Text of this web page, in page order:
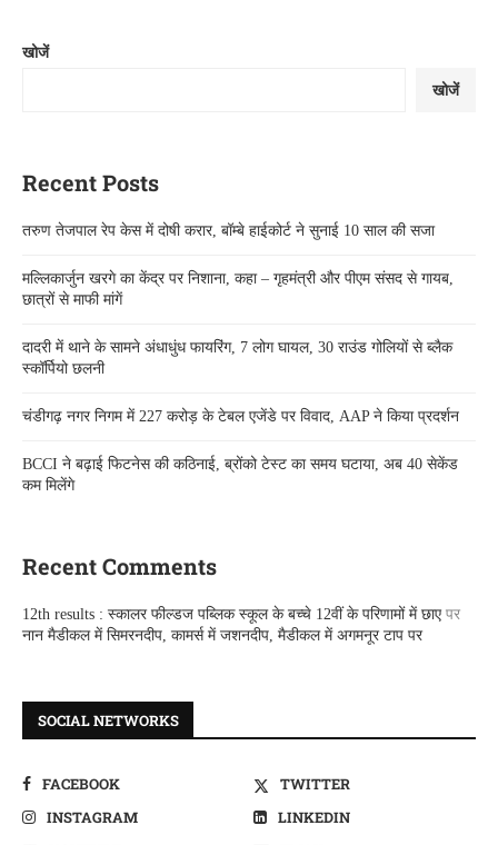
खोजें
खोजें
Recent Posts
तरुण तेजपाल रेप केस में दोषी करार, बॉम्बे हाईकोर्ट ने सुनाई 10 साल की सजा
मल्लिकार्जुन खरगे का केंद्र पर निशाना, कहा – गृहमंत्री और पीएम संसद से गायब,
छात्रों से माफी मांगें
दादरी में थाने के सामने अंधाधुंध फायरिंग, 7 लोग घायल, 30 राउंड गोलियों से ब्लैक
स्कॉर्पियो छलनी
चंडीगढ़ नगर निगम में 227 करोड़ के टेबल एजेंडे पर विवाद, AAP ने किया प्रदर्शन
BCCI ने बढ़ाई फिटनेस की कठिनाई, ब्रोंको टेस्ट का समय घटाया, अब 40 सेकेंड
कम मिलेंगे
Recent Comments
12th results : स्कालर फील्डज पब्लिक स्कूल के बच्चे 12वीं के परिणामों में छाएपर
नान मैडीकल में सिमरनदीप, कामर्स में जशनदीप, मैडीकल में अगमनूर टाप पर
SOCIAL NETWORKS
FACEBOOK
TWITTER
INSTAGRAM
LINKEDIN